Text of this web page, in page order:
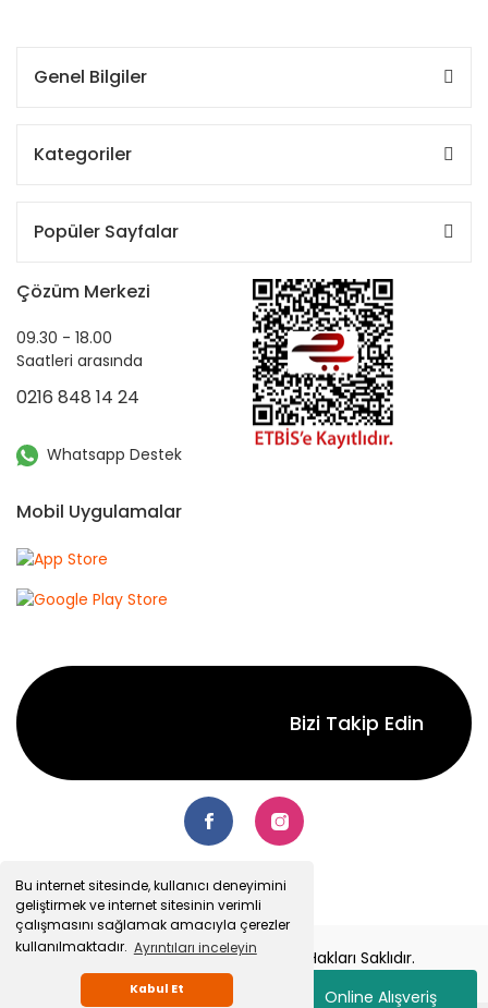
Bu internet sitesinde, kullanıcı deneyimini
geliştirmek ve internet sitesinin verimli
çalışmasını sağlamak amacıyla çerezler
kullanılmaktadır. Ayrıntıları inceleyin
Kabul Et Online Alışveriş
Genel Bilgiler
Kategoriler
Popüler Sayfalar
Çözüm Merkezi
09.30 - 18.00
Saatleri arasında
0216 848 14 24
Whatsapp Destek
Mobil Uygulamalar
Bizi Takip Edin
© 2022 Senetsepet.com. Tüm Hakları Saklıdır.